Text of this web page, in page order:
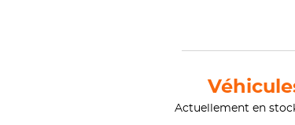
Actuellement en